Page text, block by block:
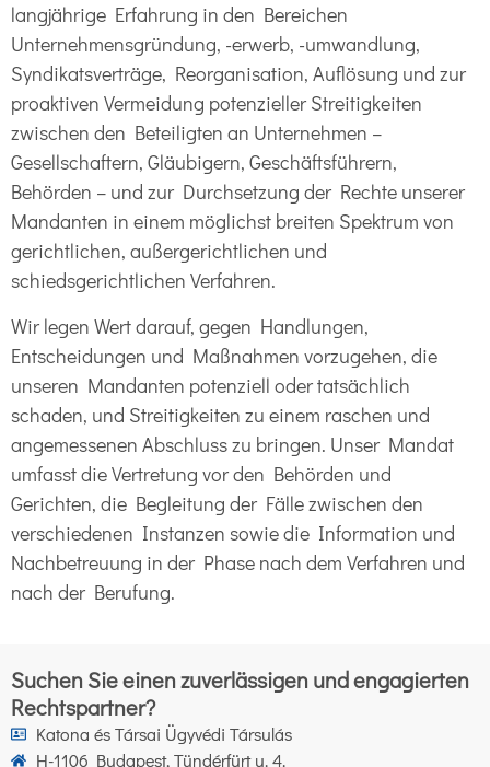
langjährige Erfahrung in den Bereichen
Unternehmensgründung, -erwerb, -umwandlung,
Syndikatsverträge, Reorganisation, Auflösung und zur
proaktiven Vermeidung potenzieller Streitigkeiten
zwischen den Beteiligten an Unternehmen –
Gesellschaftern, Gläubigern, Geschäftsführern,
Behörden – und zur Durchsetzung der Rechte unserer
Mandanten in einem möglichst breiten Spektrum von
gerichtlichen, außergerichtlichen und
schiedsgerichtlichen Verfahren.
Wir legen Wert darauf, gegen Handlungen,
Entscheidungen und Maßnahmen vorzugehen, die
unseren Mandanten potenziell oder tatsächlich
schaden, und Streitigkeiten zu einem raschen und
angemessenen Abschluss zu bringen. Unser Mandat
umfasst die Vertretung vor den Behörden und
Gerichten, die Begleitung der Fälle zwischen den
verschiedenen Instanzen sowie die Information und
Nachbetreuung in der Phase nach dem Verfahren und
nach der Berufung.
Suchen Sie einen zuverlässigen und engagierten
Rechtspartner?
Katona és Társai Ügyvédi Társulás
H-1106 Budapest, Tündérfürt u. 4.